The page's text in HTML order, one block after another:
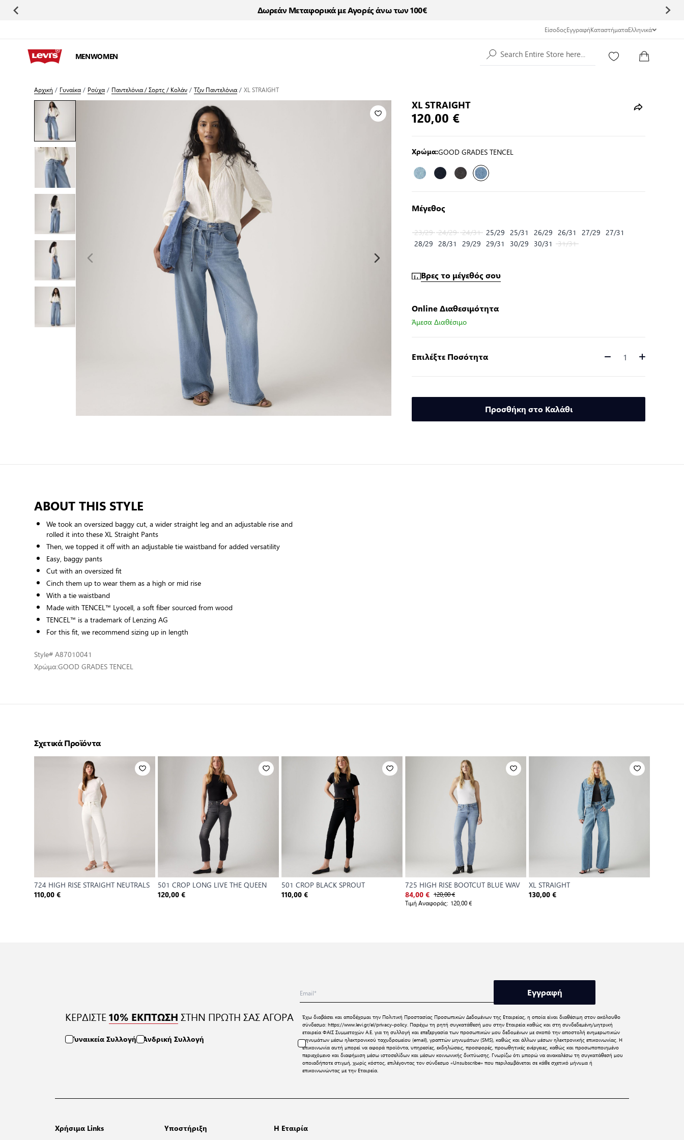
Δωρεάν Μεταφορικά με Αγορές άνω των 100€
ΕίσοδοςΕγγραφήΚαταστήματαΕλληνικά
MENWOMEN Search Entire Store here...
Αρχική / Γυναίκα/ Ρούχα/ Παντελόνια / Σορτς / Κολάν/Τζιν Παντελόνια/XL STRAIGHT
XL STRAIGHT
120,00 €
Χρώμα:GOOD GRADES TENCEL
Μέγεθος
23/29 24/29 24/31 25/29 25/31 26/29 26/31 27/29 27/31
28/29 28/31 29/29 29/31 30/29 30/31 31/31
Βρες το μέγεθός σου
Online Διαθεσιμότητα
Άμεσα Διαθέσιμο
Επιλέξτε Ποσότητα Ποσότητα
Προσθήκη στο Καλάθι
ABOUT THIS STYLE
We took an oversized baggy cut, a wider straight leg and an adjustable rise and
rolled it into these XL Straight Pants
Then, we topped it off with an adjustable tie waistband for added versatility
Easy, baggy pants
Cut with an oversized fit
Cinch them up to wear them as a high or mid rise
With a tie waistband
Made with TENCEL™ Lyocell, a soft fiber sourced from wood
TENCEL™ is a trademark of Lenzing AG
For this fit, we recommend sizing up in length
Style# A87010041
Χρώμα:GOOD GRADES TENCEL
Σχετικά Προϊόντα
724 HIGH RISE STRAIGHT NEUTRALS
110,00 €
501 CROP LONG LIVE THE QUEEN
120,00 €
501 CROP BLACK SPROUT
110,00 €
725 HIGH RISE BOOTCUT BLUE WAV
84,00 € 120,00 €
Τιμή Αναφοράς: 120,00 €
XL STRAIGHT
130,00 €
ΚΕΡΔΙΣΤΕ 10% ΕΚΠΤΩΣΗ ΣΤΗΝ ΠΡΩΤΗ ΣΑΣ ΑΓΟΡΑ
Γυναικεία Συλλογή Ανδρική Συλλογή
Εγγραφή
Έχω διαβάσει και αποδέχομαι την Πολιτική Προστασίας Προσωπικών Δεδομένωντης Εταιρείας, η οποία είναι διαθέσιμη στον ακόλουθο
σύνδεσμο:https://www.levi.gr/el/privacy-policy. Παρέχω τη ρητή συγκατάθεσή μου στην Εταιρεία καθώς και στη συνδεδεμένη/μητρική
εταιρεία ΦΑΙΣ Συμμετοχών Α.Ε. για τη συλλογή και επεξεργασία των προσωπικών μου δεδομένων με σκοπό την αποστολή ενημερωτικών
μηνυμάτων μέσω ηλεκτρονικού ταχυδρομείου (email), γραπτών μηνυμάτων (SMS), καθώς και άλλων μέσων ηλεκτρονικής επικοινωνίας. Η
επικοινωνία αυτή μπορεί να αφορά προϊόντα, υπηρεσίες, εκδηλώσεις, προσφορές, προωθητικές ενέργειες, καθώς και προσωποποιημένο
περιεχόμενο και διαφήμιση μέσω ιστοσελίδων και μέσων κοινωνικής δικτύωσης. Γνωρίζω ότι μπορώ να ανακαλέσω τη συγκατάθεσή μου
οποιαδήποτε στιγμή, χωρίς κόστος, επιλέγοντας τον σύνδεσμο «Unsubscribe» που περιλαμβάνεται σε κάθε σχετικό μήνυμα ή
επικοινωνώντας με την Εταιρεία.
Χρήσιμα Links Υποστήριξη Η Εταιρία